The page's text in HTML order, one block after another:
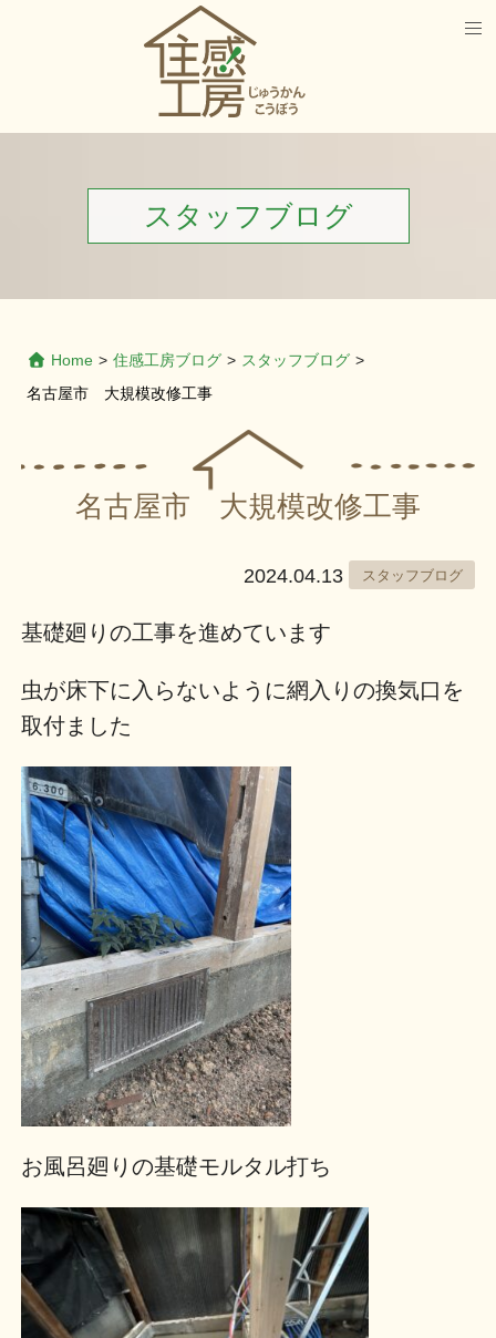
スタッフブログ
Home > 住感工房ブログ > スタッフブログ >
名古屋市 大規模改修工事
名古屋市 大規模改修工事
2024.04.13 スタッフブログ
基礎廻りの工事を進めています
虫が床下に入らないように網入りの換気口を
取付ました
お風呂廻りの基礎モルタル打ち